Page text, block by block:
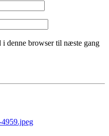
denne browser til næste gang